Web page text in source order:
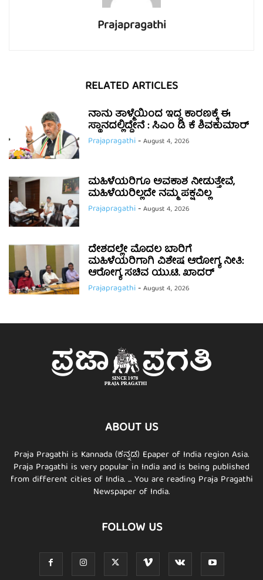
Prajapragathi
RELATED ARTICLES
ನಾನು ತಾಳ್ಮೆಯಿಂದ ಇದ್ದ ಕಾರಣಕ್ಕೆ ಈ
ಸ್ಥಾನದಲ್ಲಿದ್ದೇನೆ : ಸಿಎಂ ಡಿ ಕೆ ಶಿವಕುಮಾರ್
Prajapragathi-August 4, 2026
ಮಹಿಳೆಯರಿಗೂ ಅವಕಾಶ ನೀಡುತ್ತೇವೆ,
ಮಹಿಳೆಯರಿಲ್ಲದೇ ನಮ್ಮ ಪಕ್ಷವಿಲ್ಲ
Prajapragathi-August 4, 2026
ದೇಶದಲ್ಲೇ ಮೊದಲ ಬಾರಿಗೆ
ಮಹಿಳೆಯರಿಗಾಗಿ ವಿಶೇಷ ಆರೋಗ್ಯ ನೀತಿ:
ಆರೋಗ್ಯ ಸಚಿವ ಯು.ಟಿ. ಖಾದರ್
Prajapragathi-August 4, 2026
ABOUT US
Praja Pragathi is Kannada (ಕನ್ನಡ) Epaper of India region Asia.
Praja Pragathi is very popular in India and is being published
from different cities of India. ... You are reading Praja Pragathi
Newspaper of India.
FOLLOW US